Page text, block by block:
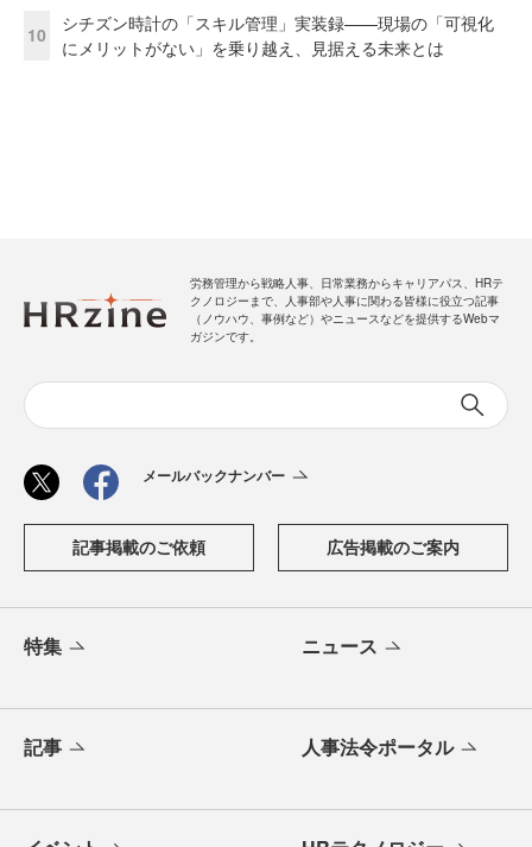
10
シチズン時計の「スキル管理」実装録——現場の「可視化
にメリットがない」を乗り越え、見据える未来とは
労務管理から戦略人事、日常業務からキャリアパス、HRテ
クノロジーまで、人事部や人事に関わる皆様に役立つ記事
（ノウハウ、事例など）やニュースなどを提供するWebマ
ガジンです。
メールバックナンバー
記事掲載のご依頼 広告掲載のご案内
特集 ニュース
記事 人事法令ポータル